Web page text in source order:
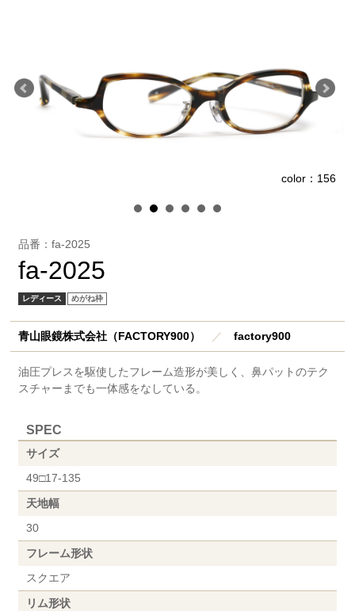
color：156
品番：fa-2025
fa-2025
レディース めがね枠
青山眼鏡株式会社（FACTORY900） ／factory900
油圧プレスを駆使したフレーム造形が美しく、鼻パットのテク
スチャーまでも一体感をなしている。
SPEC
サイズ
49□17-135
天地幅
30
フレーム形状
スクエア
リム形状